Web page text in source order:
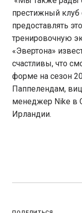
престижный клуб
предоставлять
тренировочную
«Эвертона»
счастливы, что
форме на сезон
Паппелендам,
менеджер Nike в
Ирландии.